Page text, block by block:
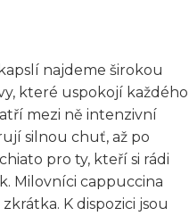
najdeme širokou
které uspokojí každého
mezi ně intenzivní
silnou chuť, až po
pro ty, kteří si rádi
Milovníci cappuccina
K dispozici jsou